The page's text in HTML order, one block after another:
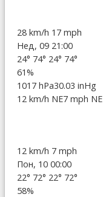
28 km/h 17 mph
Нед, 09 21:00
24° 74° 24° 74°
61%
1017 hPa30.03 inHg
12 km/h NE7 mph NE
12 km/h 7 mph
Пон, 10 00:00
22° 72° 22° 72°
58%